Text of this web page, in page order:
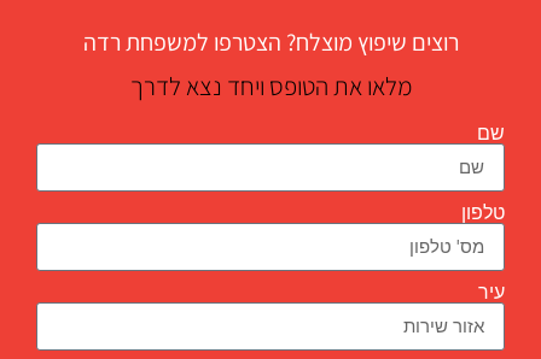
רוצים שיפוץ מוצלח? הצטרפו למשפחת רדה
מלאו את הטופס ויחד נצא לדרך
שם
טלפון
עיר